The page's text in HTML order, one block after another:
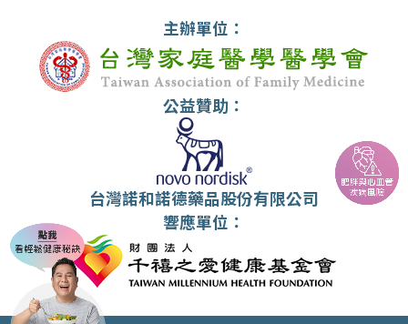
主辦單位：
公益贊助：
台灣諾和諾德藥品股份有限公司
響應單位：